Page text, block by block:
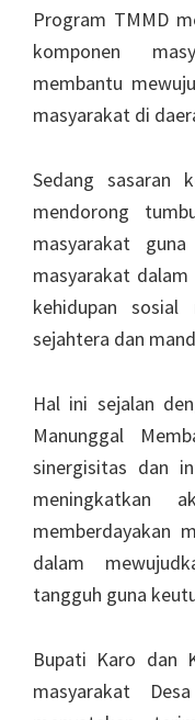
Program TMMD
komponen
membantu
masyarakat di
Sedang sasaran
mendorong
masyarakat
masyarakat dalam
kehidupan
sejahtera dan
Hal ini sejalan
Manunggal
sinergisitas dan
meningkatkan
memberdayakan
dalam
tangguh guna
Bupati Karo dan
masyarakat